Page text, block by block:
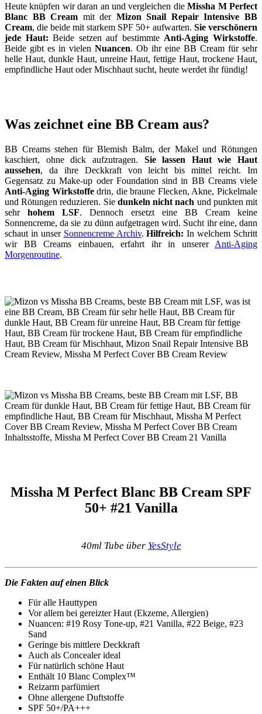
Heute knüpfen wir daran an und vergleichen dieMissha M Perfect
Blanc BB Cream mit der Mizon Snail Repair Intensive BB
Cream, die beide mit starkem SPF 50+ aufwarten. Sie verschönern
jede Haut: Beide setzen auf bestimmteAnti-Aging Wirkstoffe.
Beide gibt es in vielen Nuancen. Ob ihr eine BB Cream für sehr
helle Haut, dunkle Haut, unreine Haut, fettige Haut, trockene Haut,
empfindliche Haut oder Mischhaut sucht, heute werdet ihr fündig!
Was zeichnet eine BB Cream aus?
BB Creams stehen für Blemish Balm, der Makel und Rötungen
kaschiert, ohne dick aufzutragen. Sie lassen Haut wie Haut
aussehen, da ihre Deckkraft von leicht bis mittel reicht. Im
Gegensatz zu Make-up oder Foundation sind in BB Creams viele
Anti-Aging Wirkstoffedrin, die braune Flecken, Akne, Pickelmale
und Rötungen reduzieren. Sie dunkeln nicht nach und punkten mit
sehr hohem LSF. Dennoch ersetzt eine BB Cream keine
Sonnencreme, da sie zu dünn aufgetragen wird. Sucht ihr eine, dann
schaut in unser Sonnencreme Archiv.Hilfreich: In welchem Schritt
wir BB Creams einbauen, erfahrt ihr in unserer Anti-Aging
Morgenroutine.
Missha M Perfect Blanc BB Cream SPF
50+ #21 Vanilla
40ml Tube über YesStyle
Die Fakten auf einen Blick
Für alle Hauttypen
Vor allem bei gereizter Haut (Ekzeme, Allergien)
Nuancen: #19 Rosy Tone-up, #21 Vanilla, #22 Beige, #23
Sand
Geringe bis mittlere Deckkraft
Auch als Concealer ideal
Für natürlich schöne Haut
Enthält 10 Blanc Complex™
Reizarm parfümiert
Ohne allergene Duftstoffe
SPF 50+/PA+++